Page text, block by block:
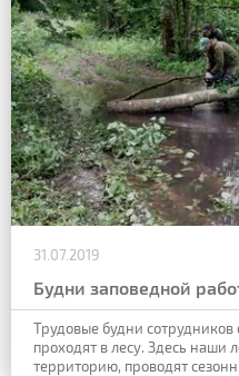
31.07.2019
Будни заповедной
Трудовые будни
проходят в лесу. Здесь наши
территорию, проводят